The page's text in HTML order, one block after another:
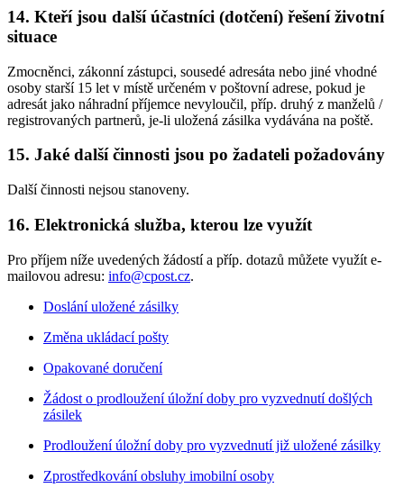
14. Kteří jsou další účastníci (dotčení) řešení životní
situace
Zmocněnci, zákonní zástupci, sousedé adresáta nebo jiné vhodné
osoby starší 15 let v místě určeném v poštovní adrese, pokud je
adresát jako náhradní příjemce nevyloučil, příp. druhý z manželů /
registrovaných partnerů, je-li uložená zásilka vydávána na poště.
15. Jaké další činnosti jsou po žadateli požadovány
Další činnosti nejsou stanoveny.
16. Elektronická služba, kterou lze využít
Pro příjem níže uvedených žádostí a příp. dotazů můžete využít e-
mailovou adresu: info@cpost.cz.
Doslání uložené zásilky
Změna ukládací pošty
Opakované doručení
Žádost o prodloužení úložní doby pro vyzvednutí došlých
zásilek
Prodloužení úložní doby pro vyzvednutí již uložené zásilky
Zprostředkování obsluhy imobilní osoby